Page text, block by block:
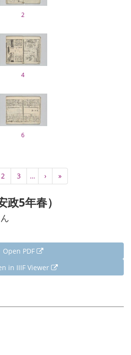
2
4
6
Page
2 Page
3 …
Next
page
›
Last
page
»
5年春）
Open PDF
in IIIF Viewer